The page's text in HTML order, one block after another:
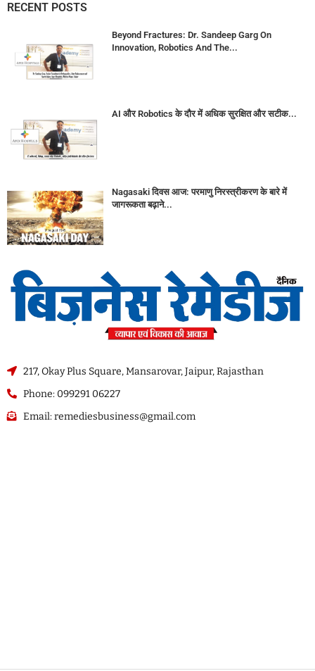
RECENT POSTS
Beyond Fractures: Dr. Sandeep Garg On
Innovation, Robotics And The...
AI और Robotics के दौर में अधिक सुरक्षित और सटीक...
Nagasaki दिवस आज: परमाणु निरस्त्रीकरण के बारे में
जागरूकता बढ़ाने...
217, Okay Plus Square, Mansarovar, Jaipur, Rajasthan
Phone: 099291 06227
Email: remediesbusiness@gmail.com